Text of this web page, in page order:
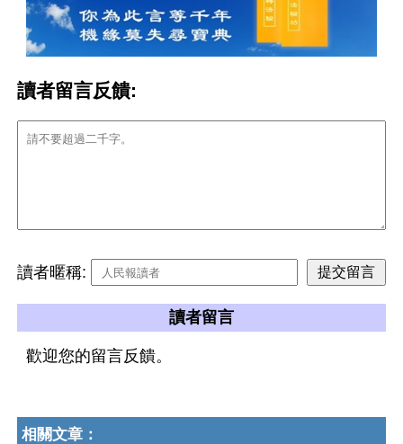
讀者留言反饋:
讀者暱稱:
讀者留言
歡迎您的留言反饋。
相關文章：